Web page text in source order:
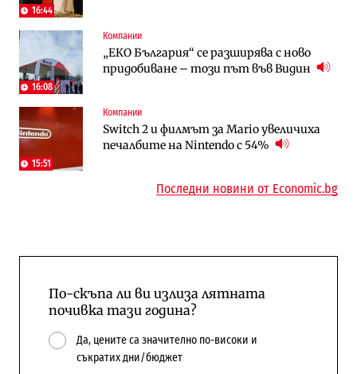
16:44
16:08
Компании
„ЕКО България“ се разширява с ново
придобиване – този път във Видин
15:51
Компании
Switch 2 и филмът за Mario увеличиха
печалбите на Nintendo с 54%
Digi&AI
Трафикът толкова е намалял, че големи
медии обмислят да се откажат
Публични финанси
Общините вече зависят от
централната власт за 75% от
Отрасли
Жилищата в България поскъпват при
намаляващо население и все повече
Компании
А1 отново е лидер при технологичните
компании и системните интегратори
Последни новини от Economic.bg
По-скъпа ли ви излиза лятната
почивка тази година?
Да, цените са значително по-високи и
съкратих дни/бюджет